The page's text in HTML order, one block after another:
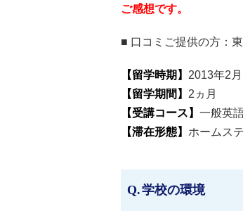
ご感想です。
■ 口コミご提供の方：
【留学時期】 2013年2
【留学期間】 2ヵ月
【受講コース】 一般英
【滞在形態】 ホームス
学校の環境